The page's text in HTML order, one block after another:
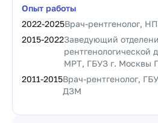
Опыт работы
2022-2025Врач-рентгенолог,
2015-2022Заведующий
рентгенологической
МРТ, ГБУЗ г. Москвы
2011-2015Врач-рентгенолог,
ДЗМ